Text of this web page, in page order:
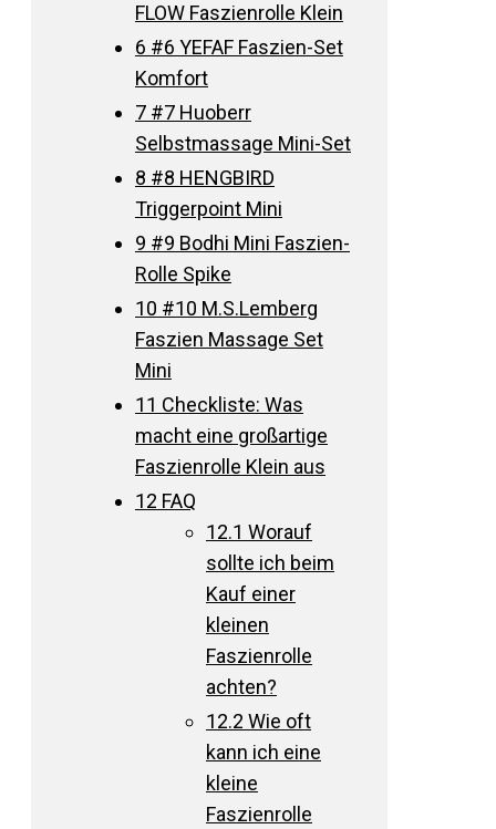
FLOW Faszienrolle Klein
6 #6 YEFAF Faszien-Set
Komfort
7 #7 Huoberr
Selbstmassage Mini-Set
8 #8 HENGBIRD
Triggerpoint Mini
9 #9 Bodhi Mini Faszien-
Rolle Spike
10 #10 M.S.Lemberg
Faszien Massage Set
Mini
11 Checkliste: Was
macht eine großartige
Faszienrolle Klein aus
12 FAQ
12.1 Worauf
sollte ich beim
Kauf einer
kleinen
Faszienrolle
achten?
12.2 Wie oft
kann ich eine
kleine
Faszienrolle